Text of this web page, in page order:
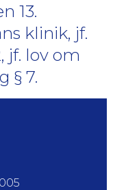
13.
klinik, jf.
jf. lov om
§ 7.